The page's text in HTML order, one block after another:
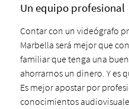
Un equipo profesional
Contar con un videógrafo
Marbella será mejor que
familiar que tenga una
ahorrarnos un dinero. Y es
Es mejor apostar por
conocimientos